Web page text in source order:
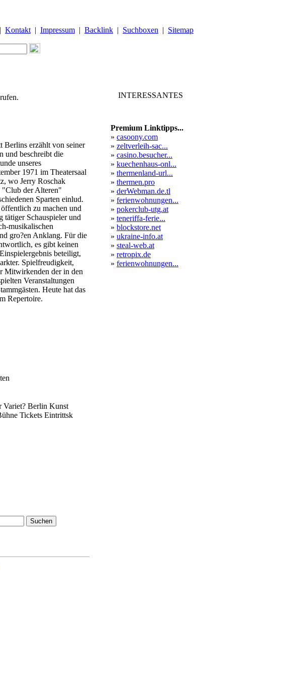
| Kontakt | Impressum | Backlink | Suchboxen | Sitemap
Berlins erzählt von seiner
und beschreibt die
unseres
1971 im Theatersaal
wo Jerry Roschak
"Club der Alteren"
Sparten einlud.
zu machen und
tätiger Schauspieler und
musikalischen
gro?en Anklang. Für die
es gibt keinen
beteiligt,
Spielfreudigkeit,
Mitwirkenden der in den
Veranstaltungen
Heute hat das
Repertoire.
Variet? Berlin Kunst
Tickets Eintrittsk
INTERESSANTES
Premium Linktipps...
» casoony.com
» zeltverleih-sac...
» casino.besucher...
» kuechenhaus-onl...
» thermenland-url...
» thermen.pro
» derWebman.de.tl
» ferienwohnungen...
» pokerclub-utg.at
» teneriffa-ferie...
» blockstore.net
» ukraine-info.at
» steal-web.at
» retropix.de
» ferienwohnungen...